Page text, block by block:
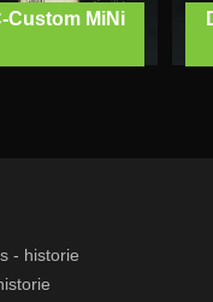
Custom MiNi
- historie